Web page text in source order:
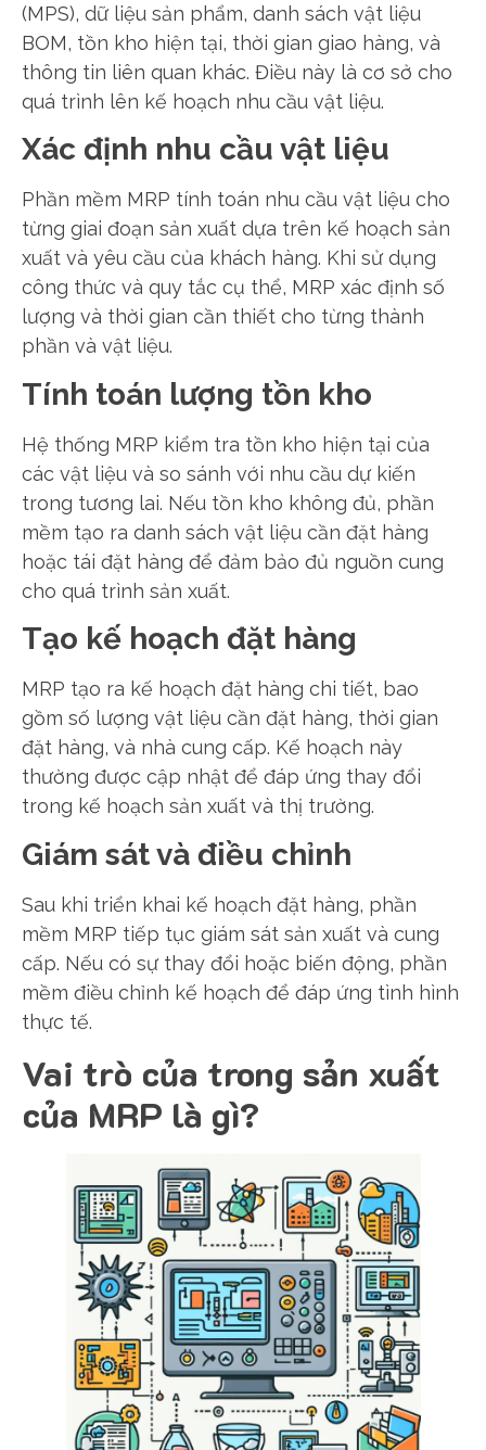
(MPS), dữ liệu sản phẩm, danh sách vật liệu
BOM, tồn kho hiện tại, thời gian giao hàng, và
thông tin liên quan khác. Điều này là cơ sở cho
quá trình lên kế hoạch nhu cầu vật liệu.
Xác định nhu cầu vật liệu
Phần mềm MRP tính toán nhu cầu vật liệu cho
từng giai đoạn sản xuất dựa trên kế hoạch sản
xuất và yêu cầu của khách hàng. Khi sử dụng
công thức và quy tắc cụ thể, MRP xác định số
lượng và thời gian cần thiết cho từng thành
phần và vật liệu.
Tính toán lượng tồn kho
Hệ thống MRP kiểm tra tồn kho hiện tại của
các vật liệu và so sánh với nhu cầu dự kiến
trong tương lai. Nếu tồn kho không đủ, phần
mềm tạo ra danh sách vật liệu cần đặt hàng
hoặc tái đặt hàng để đảm bảo đủ nguồn cung
cho quá trình sản xuất.
Tạo kế hoạch đặt hàng
MRP tạo ra kế hoạch đặt hàng chi tiết, bao
gồm số lượng vật liệu cần đặt hàng, thời gian
đặt hàng, và nhà cung cấp. Kế hoạch này
thường được cập nhật để đáp ứng thay đổi
trong kế hoạch sản xuất và thị trường.
Giám sát và điều chỉnh
Sau khi triển khai kế hoạch đặt hàng, phần
mềm MRP tiếp tục giám sát sản xuất và cung
cấp. Nếu có sự thay đổi hoặc biến động, phần
mềm điều chỉnh kế hoạch để đáp ứng tình hình
thực tế.
Vai trò của trong sản xuất
của MRP là gì?